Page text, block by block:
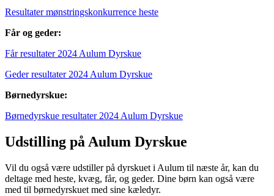
Resultater mønstringskonkurrence heste
Får og geder:
Får resultater 2024 Aulum Dyrskue
Geder resultater 2024 Aulum Dyrskue
Børnedyrskue:
Børnedyrskue resultater 2024 Aulum Dyrskue
Udstilling på Aulum Dyrskue
Vil du også være udstiller på dyrskuet i Aulum til næste år, kan du
deltage med heste, kvæg, får, og geder. Dine børn kan også være
med til børnedyrskuet med sine kæledyr.